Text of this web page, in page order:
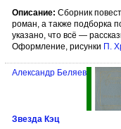
Описание: Сборник
роман, а также подборка
указано, что всё —
Оформление, рисунки П.
Александр Беляев
Звезда Кэц